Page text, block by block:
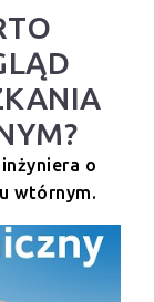
o
wtórnym.